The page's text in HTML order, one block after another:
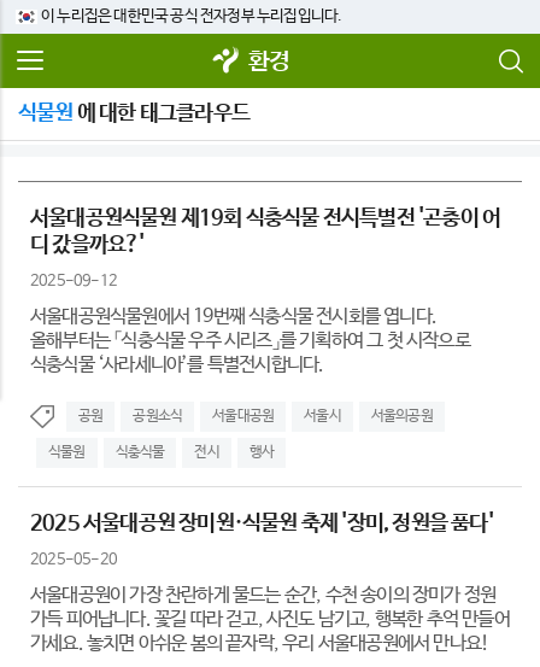
이 누리집은 대한민국 공식 전자정부 누리집입니다.
환경
식물원 에 대한 태그클라우드
서울대공원식물원 제19회 식충식물 전시특별전 '곤충이 어
디 갔을까요?'
2025-09-12
서울대공원식물원에서 19번째 식충식물 전시회를 엽니다.
올해부터는 「식충식물 우주 시리즈」를 기획하여 그 첫 시작으로
식충식물 ‘사라세니아’를 특별전시합니다.
공원 공원소식 서울대공원 서울시 서울의공원
식물원 식충식물 전시 행사
2025 서울대공원 장미원·식물원 축제 '장미, 정원을 품다'
2025-05-20
서울대공원이 가장 찬란하게 물드는 순간, 수천 송이의 장미가 정원
가득 피어납니다. 꽃길 따라 걷고, 사진도 남기고, 행복한 추억 만들어
가세요. 놓치면 아쉬운 봄의 끝자락, 우리 서울대공원에서 만나요!